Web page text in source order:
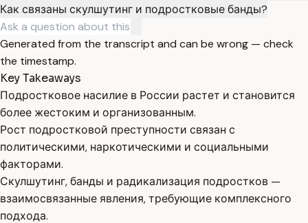
Как связаны скулшутинг и подростковые банды?
Generated from the transcript and can be wrong — check
the timestamp.
Key Takeaways
Подростковое насилие в России растет и становится
более жестоким и организованным.
Рост подростковой преступности связан с
политическими, наркотическими и социальными
факторами.
Скулшутинг, банды и радикализация подростков —
взаимосвязанные явления, требующие комплексного
подхода.